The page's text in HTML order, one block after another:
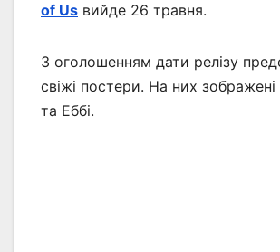
of Us вийде 26 травня.
З оголошенням дати релізу
свіжі постери. На них
та Еббі.